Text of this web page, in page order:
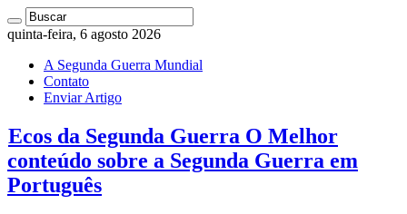
quinta-feira, 6 agosto 2026
A Segunda Guerra Mundial
Contato
Enviar Artigo
Ecos da Segunda Guerra O Melhor
conteúdo sobre a Segunda Guerra em
Português